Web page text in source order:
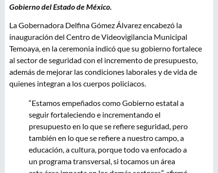
Gobierno del Estado de México.
La Gobernadora Delfina Gómez Álvarez encabezó la
inauguración del Centro de Videovigilancia Municipal
Temoaya, en la ceremonia indicó que su gobierno fortalece
al sector de seguridad con el incremento de presupuesto,
además de mejorar las condiciones laborales y de vida de
quienes integran a los cuerpos policiacos.
“Estamos empeñados como Gobierno estatal a
seguir fortaleciendo e incrementando el
presupuesto en lo que se refiere seguridad, pero
también en lo que se refiere a nuestro campo, a
educación, a cultura, porque todo va enfocado a
un programa transversal, si tocamos un área